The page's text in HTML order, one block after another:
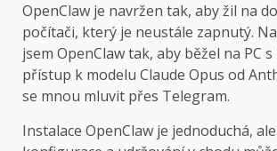
OpenClaw je navržen tak, aby žil na
počítači, který je neustále zapnutý.
jsem OpenClaw tak, aby běžel na PC
přístup k modelu Claude Opus od
se mnou mluvit přes Telegram.
Instalace OpenClaw je jednoduchá,